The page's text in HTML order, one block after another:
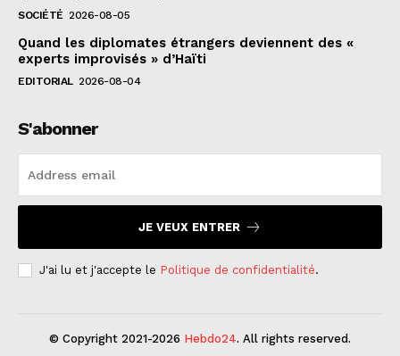
SOCIÉTÉ 2026-08-05
Quand les diplomates étrangers deviennent des «
experts improvisés » d’Haïti
EDITORIAL 2026-08-04
S'abonner
JE VEUX ENTRER
J'ai lu et j'accepte le Politique de confidentialité.
© Copyright 2021-2026 Hebdo24. All rights reserved.